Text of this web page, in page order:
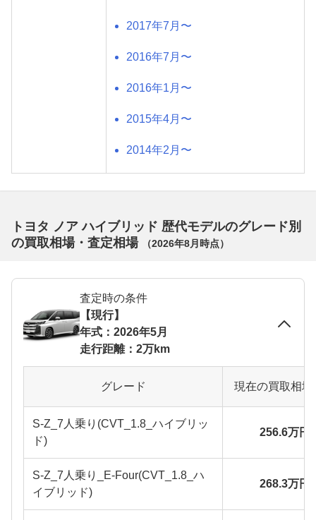
2017年7月〜
2016年7月〜
2016年1月〜
2015年4月〜
2014年2月〜
トヨタ ノア ハイブリッド 歴代モデルのグレード別
の買取相場・査定相場
（2026年8月 時点）
査定時の条件
【現行】
年式：2026年5月
走行距離：2万km
グレード 現在の買取相
S-Z_7人乗り(CVT_1.8_ハイブリッ
ド)
256.6万円
S-Z_7人乗り_E-Four(CVT_1.8_ハ
イブリッド)
268.3万円